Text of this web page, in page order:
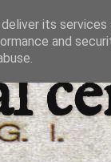
its
and